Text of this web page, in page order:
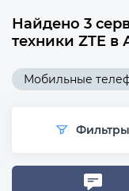
Найдено 3
техники ZTE в
Мобильные
Фильтры